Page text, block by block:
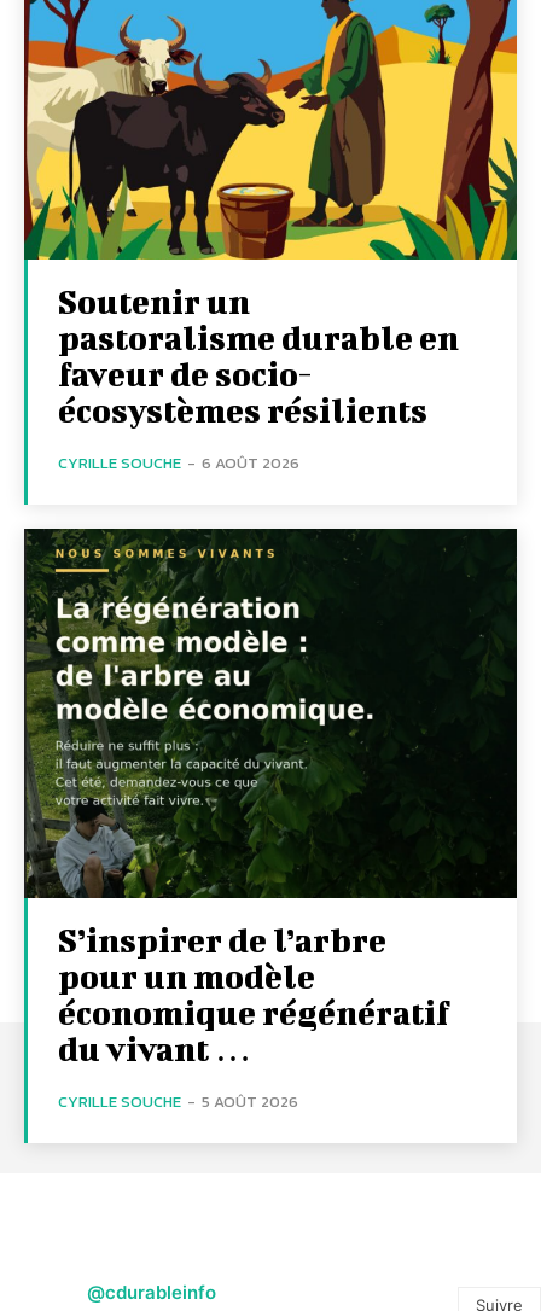
Soutenir un
pastoralisme durable en
faveur de socio-
écosystèmes résilients
CYRILLE SOUCHE - 6 AOÛT 2026
S’inspirer de l’arbre
pour un modèle
économique régénératif
du vivant …
CYRILLE SOUCHE - 5 AOÛT 2026
@cdurableinfo
Suivre